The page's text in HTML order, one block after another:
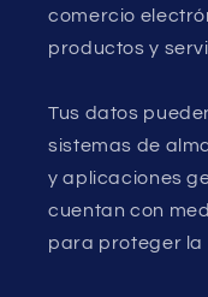
comercio
productos y
Tus datos
sistemas de
y aplicaciones
cuentan con
para proteger la